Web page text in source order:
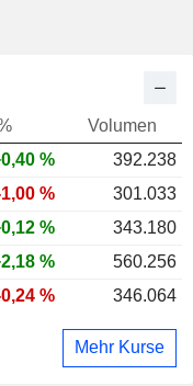
Volumen
%
392.238
%
301.033
%
343.180
%
560.256
% 346.064
Mehr Kurse